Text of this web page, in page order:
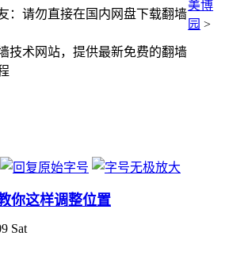
：请勿直接在国内网盘下载翻墙
技术网站，提供最新免费的翻墙
美博
园 >
你这样调整位置
Sat